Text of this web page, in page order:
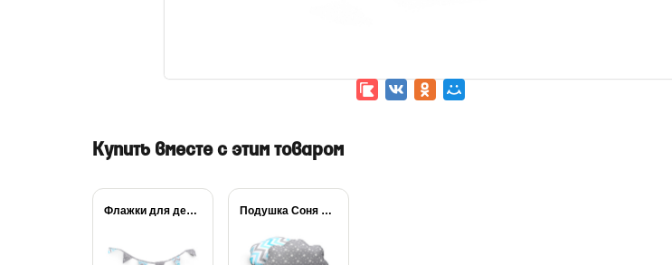
Купить вместе с этим товаром
Флажки для детской... Подушка Соня Облако